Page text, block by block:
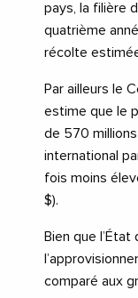
pays, la filière
quatrième
récolte
Par ailleurs le
estime que le
de 570
international
fois moins
$).
Bien que
comparé aux